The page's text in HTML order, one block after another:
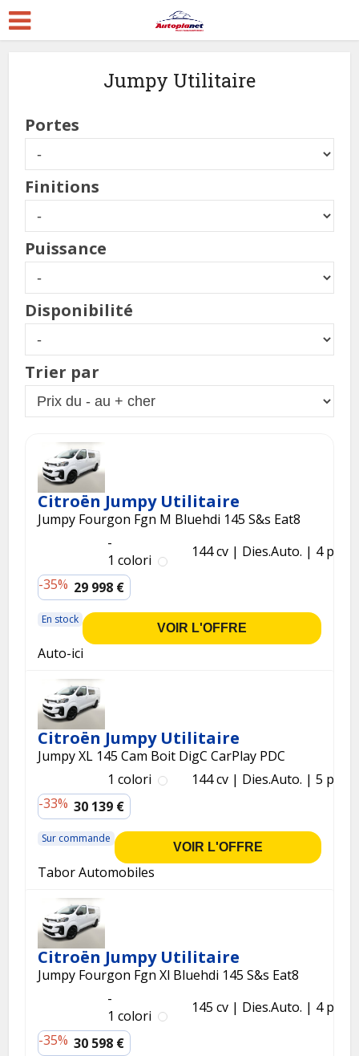
Jumpy Utilitaire
Portes
Finitions
Puissance
Disponibilité
Trier par
Citroën Jumpy Utilitaire
Jumpy Fourgon Fgn M Bluehdi 145 S&s Eat8
-
1 colori
144 cv Dies.Auto.
4 p.
-35% 29 998 €
En stock
VOIR L'OFFRE
Auto-ici
Citroën Jumpy Utilitaire
Jumpy XL 145 Cam Boit DigC CarPlay PDC
1 colori
144 cv Dies.Auto.
5 p.
-33% 30 139 €
Sur commande
VOIR L'OFFRE
Tabor Automobiles
Citroën Jumpy Utilitaire
Jumpy Fourgon Fgn Xl Bluehdi 145 S&s Eat8
-
1 colori
145 cv Dies.Auto.
4 p.
-35% 30 598 €